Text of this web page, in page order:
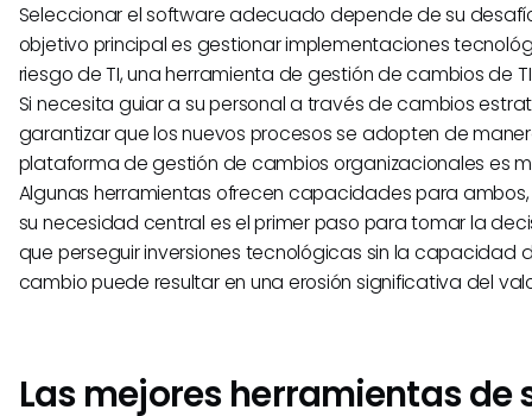
Seleccionar el software adecuado depende de su
objetivo principal es gestionar implementaciones
riesgo de TI, una herramienta de gestión de cambios de
Si necesita guiar a su personal a través de cambios
garantizar que los nuevos procesos se adopten de
plataforma de gestión de cambios organizacionales es
Algunas herramientas ofrecen capacidades para
su necesidad central es el primer paso para tomar la
que perseguir inversiones tecnológicas sin la capacidad
cambio puede resultar en una erosión significativa del
Las mejores herramientas de